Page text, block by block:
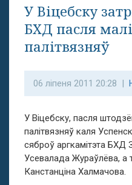
У Віцебску
БХД пасля
палітвязняў
06 ліпеня 2011 20:28 |
У Віцебску, пасля
палітвязняў каля
сяброў аргкамітэта БХД
Усевалада Жураўлёва, а
Канстанціна Халмачова.